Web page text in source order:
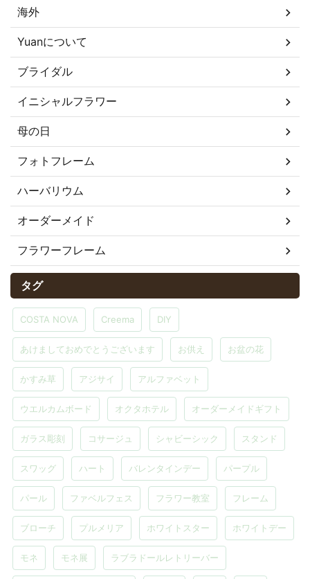
海外
Yuanについて
ブライダル
イニシャルフラワー
母の日
フォトフレーム
ハーバリウム
オーダーメイド
フラワーフレーム
タグ
COSTA NOVA Creema DIY
あけましておめでとうございます お供え お盆の花
かすみ草 アジサイ アルファベット
ウエルカムボード オクタホテル オーダーメイドギフト
ガラス彫刻 コサージュ シャビーシック スタンド
スワッグ ハート バレンタインデー パープル
パール ファベルフェス フラワー教室 フレーム
ブローチ プルメリア ホワイトスター ホワイトデー
モネ モネ展 ラブラドールレトリーバー